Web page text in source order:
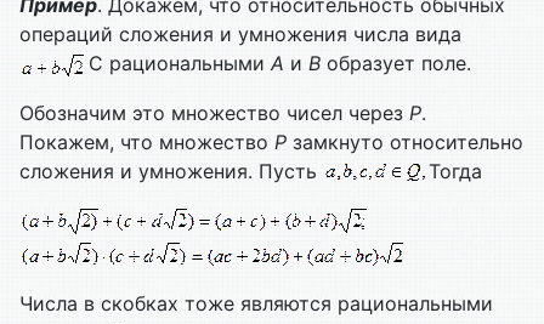
операций сложения и умножения числа вида
С рациональными А и B образует поле.
Обозначим это множество чисел через Р.
Покажем, что множество Р замкнуто относительно
сложения и умножения. Пусть
Тогда
Числа в скобках тоже являются рациональными